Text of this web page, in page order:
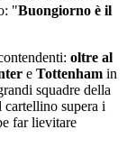
"Buongiorno è il
oltre al
e Tottenham in
squadre della
supera i
far lievitare